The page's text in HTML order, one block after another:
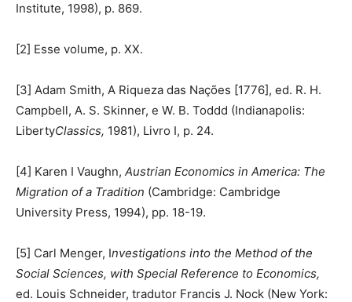
Institute, 1998), p. 869.
[2] Esse volume, p. XX.
[3] Adam Smith, A Riqueza das Nações [1776], ed. R. H.
Campbell, A. S. Skinner, e W. B. Toddd (Indianapolis:
LibertyClassics, 1981), Livro I, p. 24.
[4] Karen I Vaughn, Austrian Economics in America: The
Migration of a Tradition (Cambridge: Cambridge
University Press, 1994), pp. 18-19.
[5] Carl Menger, Investigations into the Method of the
Social Sciences, with Special Reference to Economics,
ed. Louis Schneider, tradutor Francis J. Nock (New York: